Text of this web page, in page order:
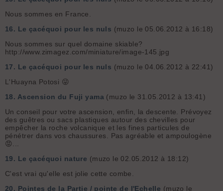
Nous sommes en France.
16. Le çacéquoi pour les nuls (muzo le 05.06.2012 à 16:18)
Nous sommes sur quel domaine skiable?
http://www.zimagez.com/miniature/image-145.jpg
17. Le çacéquoi pour les nuls (muzo le 04.06.2012 à 22:41)
L'Huayna Potosi 😜
18. Ascension du Fuji yama (muzo le 31.05.2012 à 13:41)
Un conseil pour votre ascension, enfin, la descente. Prévoyez
des guêtres ou sacs plastiques autour des chevilles pour
empêcher la roche volcanique et les fines particules de
pénétrer dans vos chaussures. Pas agréable et ampoulogène
😡...
19. Le çacéquoi nature (muzo le 02.05.2012 à 18:12)
C'est vrai qu'elle est jolie cette combe.
20. Pointes de la Partie / pointe de l'Echelle (muzo le